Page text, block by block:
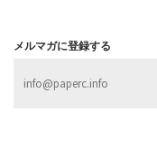
メルマガに登録する